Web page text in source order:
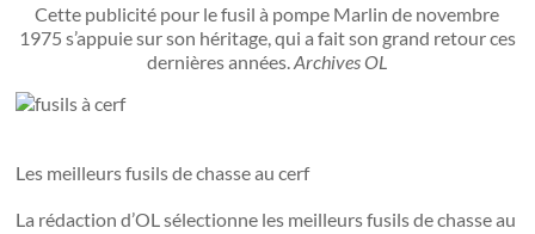
Cette publicité pour le fusil à pompe Marlin de novembre
1975 s’appuie sur son héritage, qui a fait son grand retour ces
dernières années. Archives OL
Les meilleurs fusils de chasse au cerf
La rédaction d’OL sélectionne les meilleurs fusils de chasse au